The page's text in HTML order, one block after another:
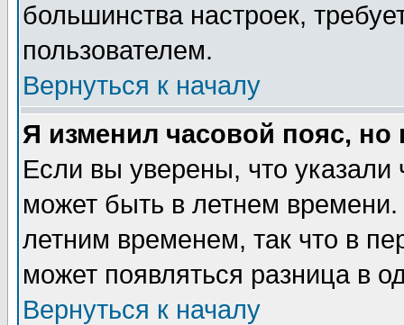
большинства настроек,
пользователем.
Вернуться к началу
Я изменил часовой пояс,
Если вы уверены, что указали
может быть в летнем
летним временем, так что в
может появляться разница в
Вернуться к началу